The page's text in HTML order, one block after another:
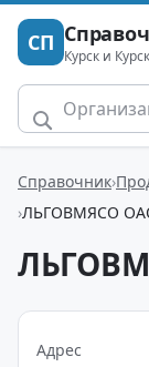
СП Курск и
Справочник
ЛЬГОВМЯСО
Адрес